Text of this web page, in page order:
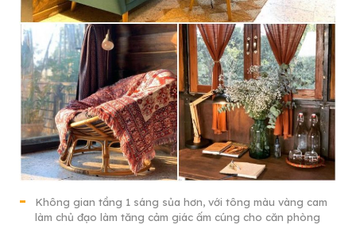
Không gian tầng 1 sáng sủa hơn, với tông màu vàng cam
làm chủ đạo làm tăng cảm giác ấm cúng cho căn phòng